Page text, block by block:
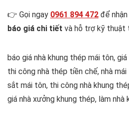
👉 Gọi ngay 0961 894 472 để nhận
báo giá chi tiết và hỗ trợ kỹ thuật
báo giá nhà khung thép mái tôn,
thi công nhà thép tiền chế, nhà
sắt mái tôn, thi công nhà khung
giá nhà xưởng khung thép, làm nhà